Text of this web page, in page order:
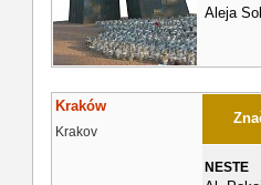
Aleja
Kraków
Krakov
NESTE